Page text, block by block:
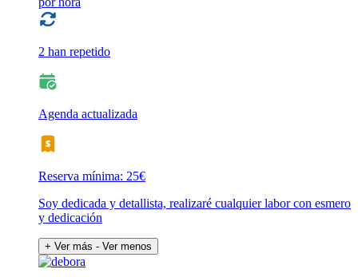
2 han repetido
Agenda actualizada
Reserva mínima: 25€
Soy dedicada y detallista, realizaré cualquier labor con esmero
y dedicación
+ Ver más - Ver menos